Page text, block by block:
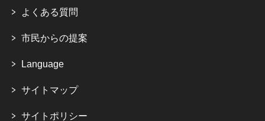
よくある質問
市民からの提案
Language
サイトマップ
サイトポリシー